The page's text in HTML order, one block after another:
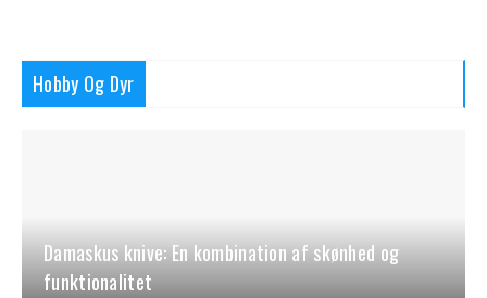
Hobby Og Dyr
Damaskus knive: En kombination af skønhed og
funktionalitet